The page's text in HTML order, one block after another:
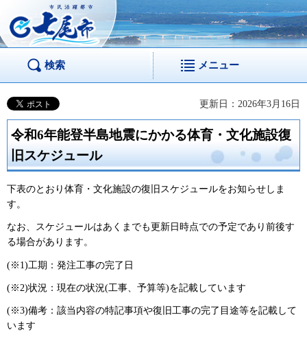
市民活躍都市 七尾
市
検索 メニュー
更新日：2026年3月16日
令和6年能登半島地震にかかる体育・文化施設復
旧スケジュール
下表のとおり体育・文化施設の復旧スケジュールをお知らせしま
す。
なお、スケジュールはあくまでも更新日時点での予定であり前後す
る場合があります。
(※1)工期：発注工事の完了日
(※2)状況：現在の状況(工事、予算等)を記載しています
(※3)備考：該当内容の特記事項や復旧工事の完了目途等を記載して
います